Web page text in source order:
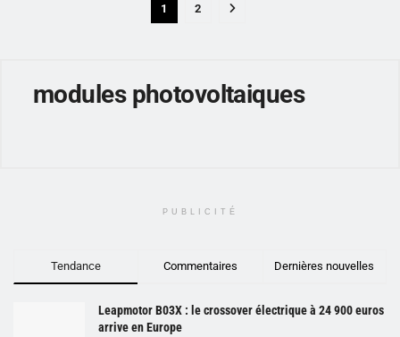
1 2
modules photovoltaiques
PUBLICITÉ
Tendance Commentaires Dernières nouvelles
Leapmotor B03X : le crossover électrique à 24 900 euros
arrive en Europe